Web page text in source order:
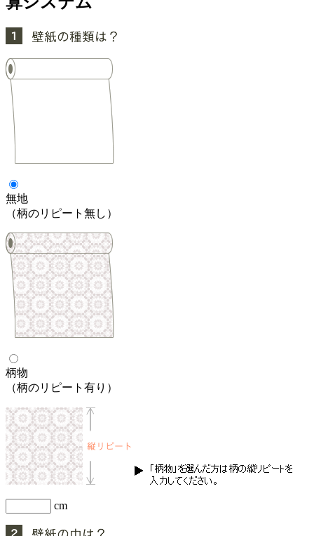
無地
（柄のリピート無し）
柄物
（柄のリピート有り）
cm